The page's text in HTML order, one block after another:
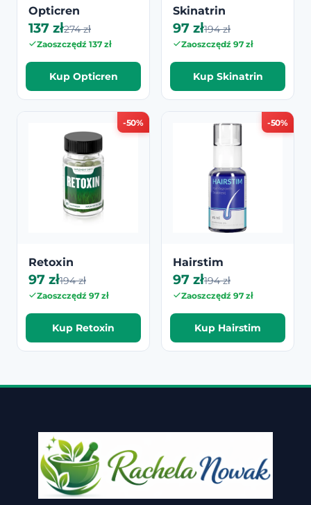
Opticren
137 zł274 zł
Zaoszczędź 137 zł
Kup Opticren
Skinatrin
97 zł194 zł
Zaoszczędź 97 zł
Kup Skinatrin
-50%
Retoxin
97 zł194 zł
Zaoszczędź 97 zł
Kup Retoxin
-50%
Hairstim
97 zł194 zł
Zaoszczędź 97 zł
Kup Hairstim